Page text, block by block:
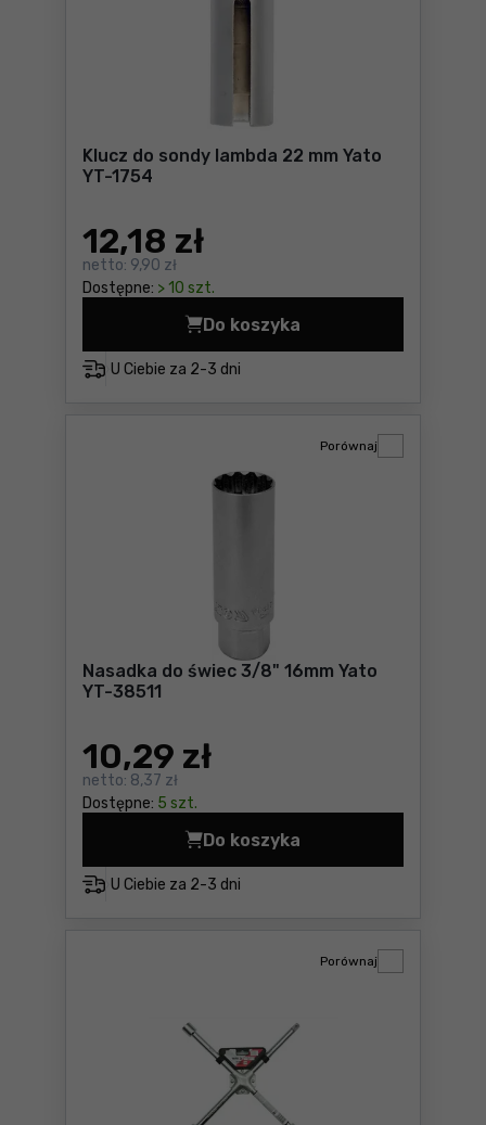
Klucz do sondy lambda 22 mm Yato
YT-1754
12,18 zł
netto: 9,90 zł
Dostępne: > 10 szt.
U Ciebie za 2-3 dni
Do koszyka
Klucz do sondy lambda 22
Nasadka do świec 3/8" 16mm Yato
YT-38511
10,29 zł
netto: 8,37 zł
Dostępne: 5 szt.
Porównaj
U Ciebie za 2-3 dni
Do koszyka
Nasadka do świec 3/8"
Porównaj